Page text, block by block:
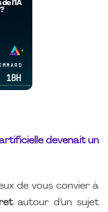
devenait un
de vous convier à
autour d’un sujet